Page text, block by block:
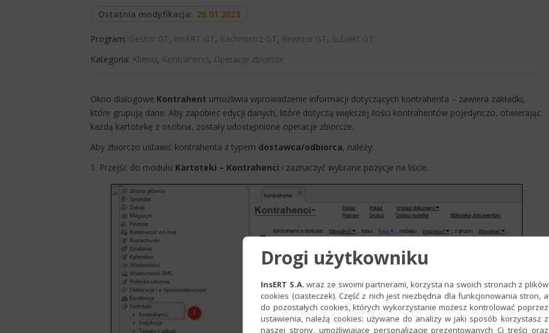
Ostatnia modyfikacja: 26.01.2023
Program: Gestor GT, InsERT GT, Rachmistrz GT, Rewizor GT, Subiekt GT
Kategoria: Klienci, Kontrahenci, Operacje zbiorcze
​Okno dialogowe Kontrahent umożliwia wprowadzenie informacji dotyczących kontrahenta – zawiera zakładki,
które grupują dane. Aby zapobiec edycji danych, które dotyczą większej ilości kontrahentów pojedynczo, otwierając
każdą kartotekę z osobna, zostały udostępnione operacje zbiorcze.
Aby zbiorczo ustawić kontrahenta z typem dostawca/odbiorca, należy:
1. Przejść do modułu Kartoteki –​ Kontrahenci i zaznaczyć wybrane pozycje na liście.
Drogi użytkowniku
InsERT S.A. wraz ze swoimi partnerami, korzysta na swoich stronach z plików
cookies (ciasteczek). Część z nich jest niezbędna dla funkcjonowania stron, a
do pozostałych cookies, których wykorzystanie możesz kontrolować poprzez
ustawienia, należą cookies: używane do analizy w jaki sposób korzystasz z
naszej strony, umożliwiające personalizację prezentowanych Ci treści oraz